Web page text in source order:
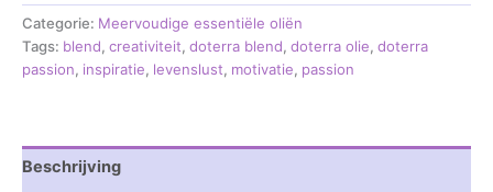
Categorie: Meervoudige essentiële oliën
Tags: blend, creativiteit, doterra blend, doterra olie, doterra
passion, inspiratie, levenslust, motivatie, passion
Beschrijving